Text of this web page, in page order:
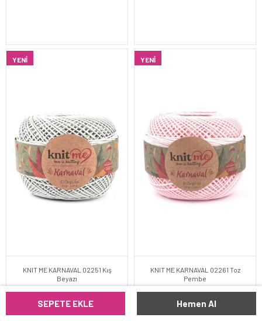
SEPETE EKLE Hemen Al
YENI
KNIT ME KARNAVAL 02251 Kış
Beyazı
YENI
KNIT ME KARNAVAL 02261 Toz
Pembe